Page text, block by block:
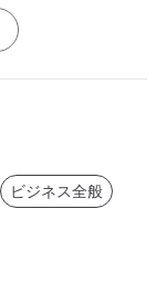
ビジネス全般